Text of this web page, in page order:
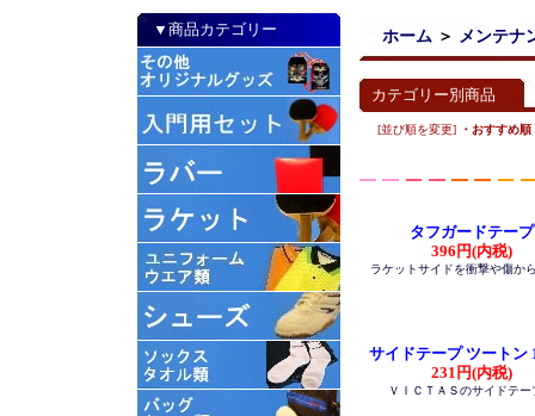
▼商品カテゴリー ホーム ＞ メンテナ
カテゴリー別商品
[並び順を変更] ・おすすめ順
タフガードテープ
396円(内税)
ラケットサイドを衝撃や傷か
サイドテープ ツートン
231円(内税)
ＶＩＣＴＡＳのサイドテー